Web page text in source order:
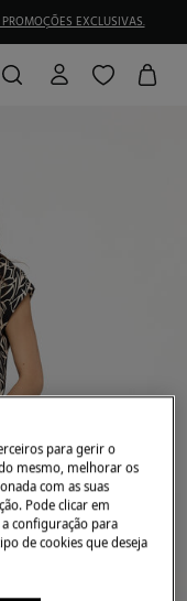
EXCLUSIVAS.
para gerir o
mesmo, melhorar os
com as suas
Pode clicar em
configuração para
de cookies que deseja